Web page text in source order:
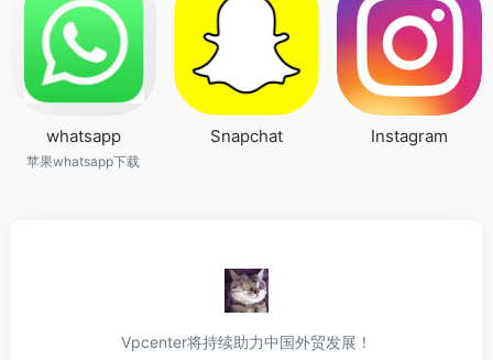
whatsapp
苹果whatsapp下载
Snapchat Instagram
Vpcenter将持续助力中国外贸发展！